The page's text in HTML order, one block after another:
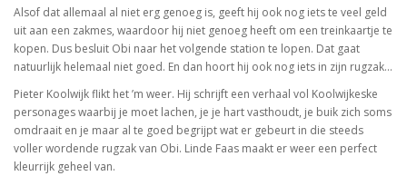
Alsof dat allemaal al niet erg genoeg is, geeft hij ook nog iets te veel geld
uit aan een zakmes, waardoor hij niet genoeg heeft om een treinkaartje te
kopen. Dus besluit Obi naar het volgende station te lopen. Dat gaat
natuurlijk helemaal niet goed. En dan hoort hij ook nog iets in zijn rugzak…
Pieter Koolwijk flikt het ’m weer. Hij schrijft een verhaal vol Koolwijkeske
personages waarbij je moet lachen, je je hart vasthoudt, je buik zich soms
omdraait en je maar al te goed begrijpt wat er gebeurt in die steeds
voller wordende rugzak van Obi. Linde Faas maakt er weer een perfect
kleurrijk geheel van.